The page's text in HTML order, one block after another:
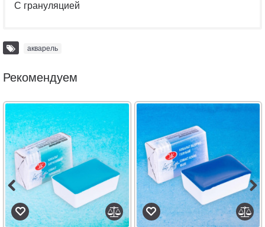
С грануляцией
акварель
Рекомендуем